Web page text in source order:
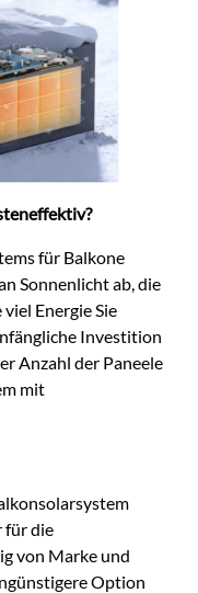
für Balkone
Sonnenlicht ab, die
Energie Sie
Investition
Anzahl der Paneele
mit
für die
von Marke und
Option